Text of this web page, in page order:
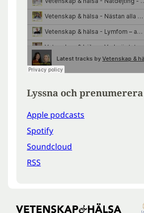
Lyssna och
Apple podcasts
Spotify
Soundcloud
RSS